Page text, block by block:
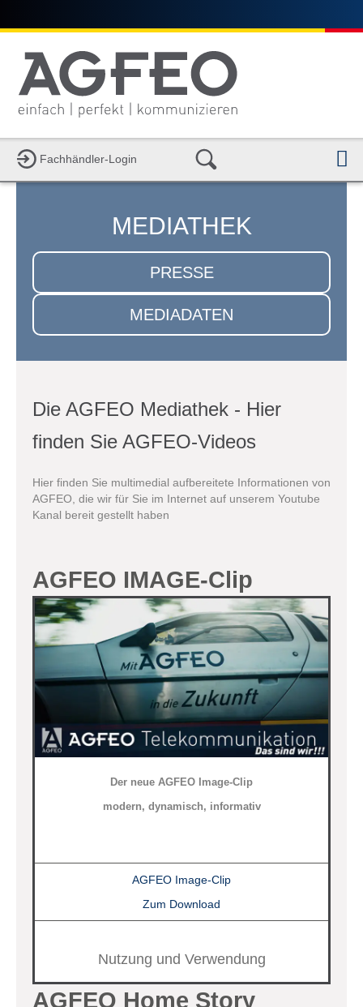
Fachhändler-Login
MEDIATHEK
PRESSE
MEDIADATEN
Die AGFEO Mediathek - Hier
finden Sie AGFEO-Videos
Hier finden Sie multimedial aufbereitete Informationen von
AGFEO, die wir für Sie im Internet auf unserem Youtube
Kanal bereit gestellt haben
AGFEO IMAGE-Clip
Der neue AGFEO Image-Clip
modern, dynamisch, informativ
AGFEO Image-Clip
Zum Download
Nutzung und Verwendung
AGFEO Home Story